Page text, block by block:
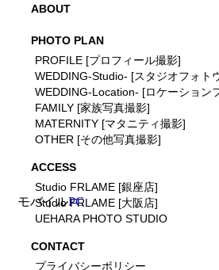
ABOUT
PHOTO PLAN
PROFILE [プロフィール撮影]
WEDDING-Studio- [スタジオフォト
WEDDING-Location- [ロケーション
FAMILY [家族写真撮影]
MATERNITY [マタニティ撮影]
OTHER [その他写真撮影]
ACCESS
Studio FRLAME [銀座店]
Studio FRLAME [大阪店]
UEHARA PHOTO STUDIO
CONTACT
プライバシーポリシー
モバイルPC